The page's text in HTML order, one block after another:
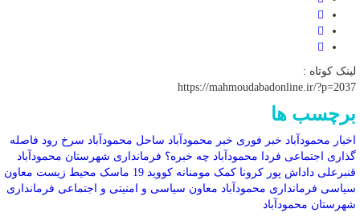
لینک کوتاه :
https://mahmoudabadonline.ir/?p=2037
برچسب ها
اخبار محمودآباد خبر فوری خبر محمودآباد ساحل محمودآباد سرخ رود فاصله
گذاری اجتماعی فردا محمودآباد چه خبره؟ فرمانداری شهرستان محمودآباد
قنبرعلی داداش پور کرونا کمک مومنانه کووید 19 ماسک محیط زیست معاون
سیاسی فرمانداری محمودآباد معاون سیاسی و امنیتی و اجتماعی فرمانداری
شهرستان محمودآباد